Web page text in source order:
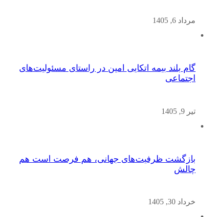
مرداد 6, 1405
گام بلند بیمه اتکایی امین در راستای مسئولیت‌های
اجتماعی
تیر 9, 1405
بازگشت ظرفیت‌های جهانی، هم فرصت است هم
چالش
خرداد 30, 1405